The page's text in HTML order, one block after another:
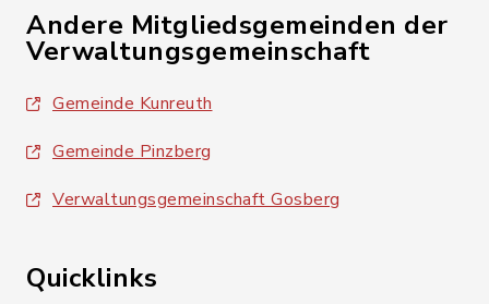
Andere Mitgliedsgemeinden der
Verwaltungsgemeinschaft
Gemeinde Kunreuth
Gemeinde Pinzberg
Verwaltungsgemeinschaft Gosberg
Quicklinks